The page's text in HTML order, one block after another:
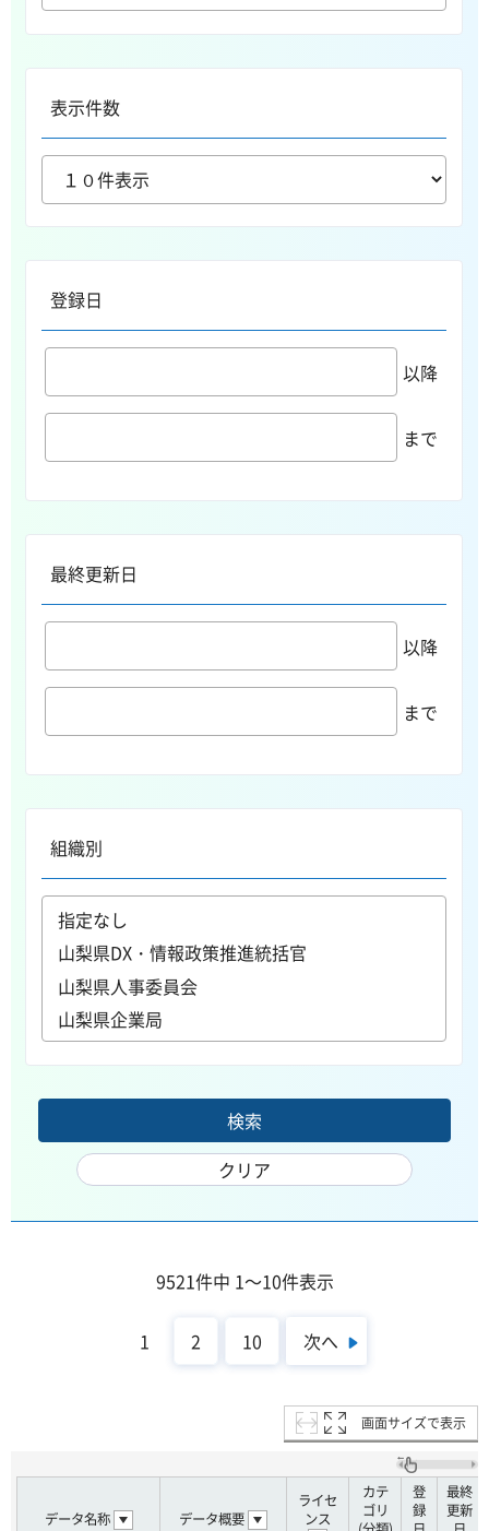
表示件数
登録日
以降
まで
最終更新日
以降
まで
組織別
9521件中 1～10件表示
1 2 10 次へ
画面サイズで表示
データ名称 データ概要
ライセ
ンス
カテ
ゴリ
登
録
最終
更新